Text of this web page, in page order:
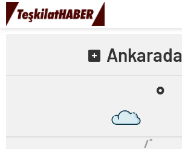
Ankarada
˚
/˚